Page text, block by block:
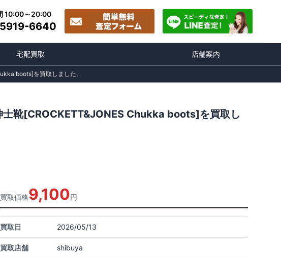
10:00～20:00
6640
宅配買取 店舗案内
boots]を買取しました。
士靴[CROCKETT&JONES Chukka boots]を買取し
買取価格9,100円
買取日 2026/05/13
買取店舗 shibuya